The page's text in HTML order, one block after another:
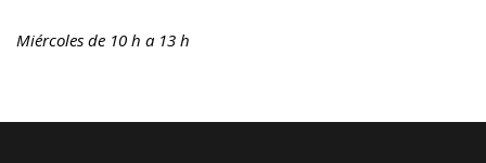
Miércoles de 10 h a 13 h